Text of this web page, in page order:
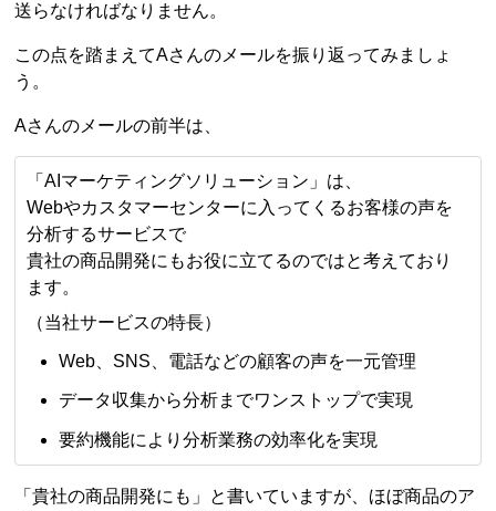
送らなければなりません。
この点を踏まえてAさんのメールを振り返ってみましょ
う。
Aさんのメールの前半は、
「AIマーケティングソリューション」は、
Webやカスタマーセンターに入ってくるお客様の声を
分析するサービスで
貴社の商品開発にもお役に立てるのではと考えており
ます。
（当社サービスの特長）
Web、SNS、電話などの顧客の声を一元管理
データ収集から分析までワンストップで実現
要約機能により分析業務の効率化を実現
「貴社の商品開発にも」と書いていますが、ほぼ商品のア